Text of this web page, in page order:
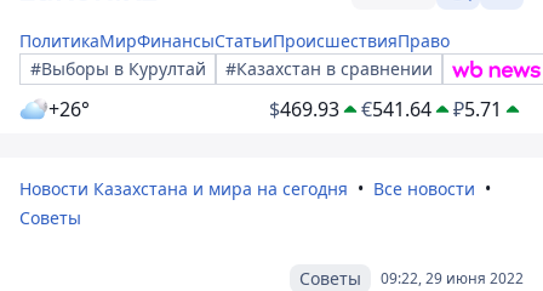
ПолитикаМирФинансыСтатьиПроисшествияПраво
#Выборы в Курултай
#Казахстан в сравнении
+26° $469.93 €541.64 ₽5.71
Новости Казахстана и мира на сегодня
Все новости
Советы
09:22, 29 июня 2022
Советы